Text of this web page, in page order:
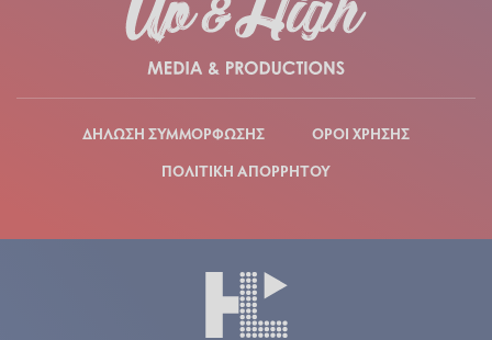
ΔΗΛΩΣΗ ΣΥΜΜΟΡΦΩΣΗΣ
ΟΡΟΙ ΧΡΗΣΗΣ
ΠΟΛΙΤΙΚΗ ΑΠΟΡΡΗΤΟΥ